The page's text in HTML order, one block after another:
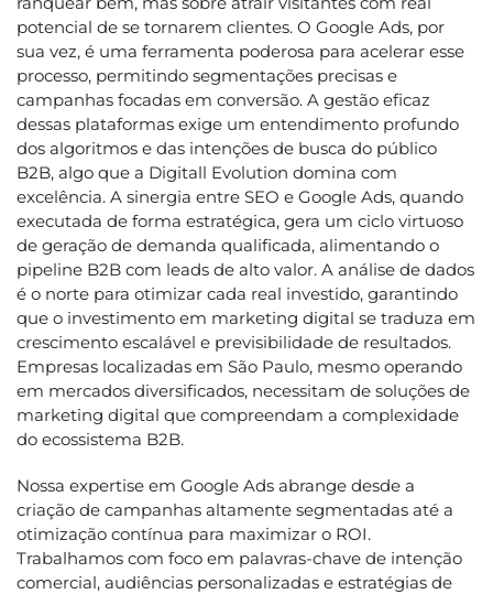
potencial de se tornarem clientes. O Google Ads, por
sua vez, é uma ferramenta poderosa para acelerar esse
processo, permitindo segmentações precisas e
campanhas focadas em conversão. A gestão eficaz
dessas plataformas exige um entendimento profundo
dos algoritmos e das intenções de busca do público
B2B, algo que a Digitall Evolution domina com
excelência. A sinergia entre SEO e Google Ads, quando
executada de forma estratégica, gera um ciclo virtuoso
de geração de demanda qualificada, alimentando o
pipeline B2B com leads de alto valor. A análise de dados
é o norte para otimizar cada real investido, garantindo
que o investimento em marketing digital se traduza em
crescimento escalável e previsibilidade de resultados.
Empresas localizadas em São Paulo, mesmo operando
em mercados diversificados, necessitam de soluções de
marketing digital que compreendam a complexidade
do ecossistema B2B.
Nossa expertise em Google Ads abrange desde a
criação de campanhas altamente segmentadas até a
otimização contínua para maximizar o ROI.
Trabalhamos com foco em palavras-chave de intenção
comercial, audiências personalizadas e estratégias de